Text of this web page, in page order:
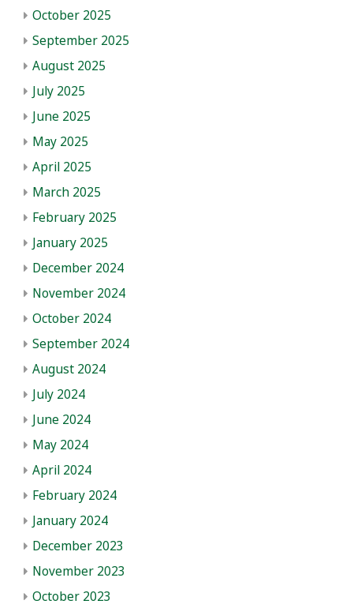
October 2025
September 2025
August 2025
July 2025
June 2025
May 2025
April 2025
March 2025
February 2025
January 2025
December 2024
November 2024
October 2024
September 2024
August 2024
July 2024
June 2024
May 2024
April 2024
February 2024
January 2024
December 2023
November 2023
October 2023